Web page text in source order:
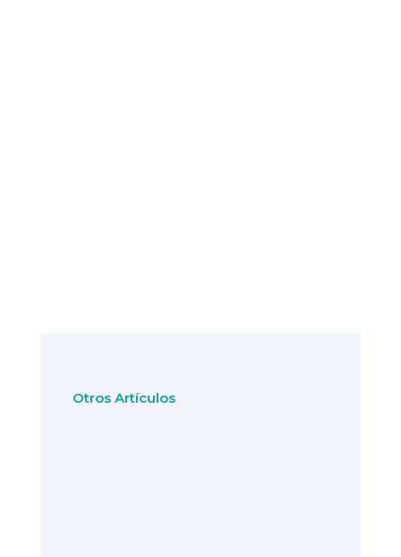
Otros Artículos